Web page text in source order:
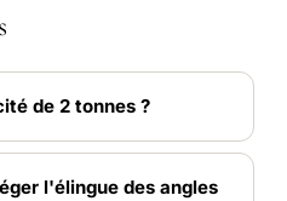
de 2 tonnes ?
l'élingue des angles